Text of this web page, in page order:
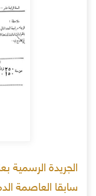
الجريدة الرسمية